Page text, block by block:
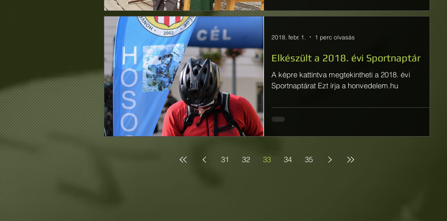
Elkészült a 2018. évi Sportnaptár
A képre kattintva megtekintheti a 2018. évi
Sportnaptárat Ezt írja a honvedelem.hu
2018. febr. 1. 1 perc olvasás
31 32 33 34 35